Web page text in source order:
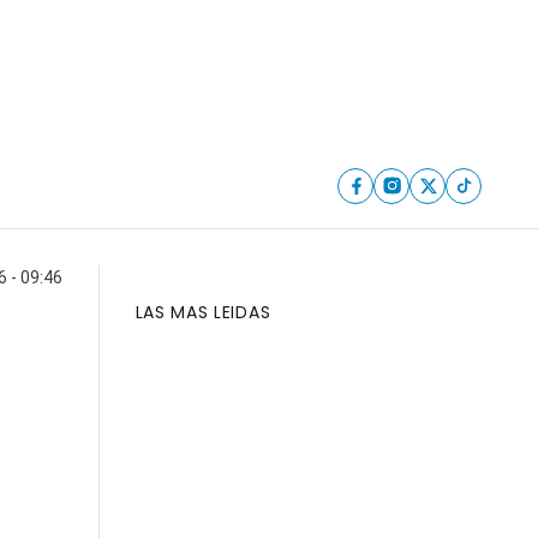
- 09:46
LAS MAS LEIDAS